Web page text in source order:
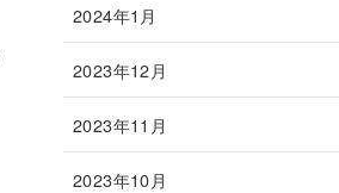
2024年1月
2023年12月
2023年11月
2023年10月